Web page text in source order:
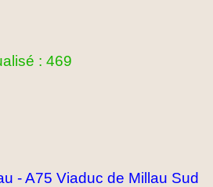
: 469
- A75 Viaduc de Millau Sud